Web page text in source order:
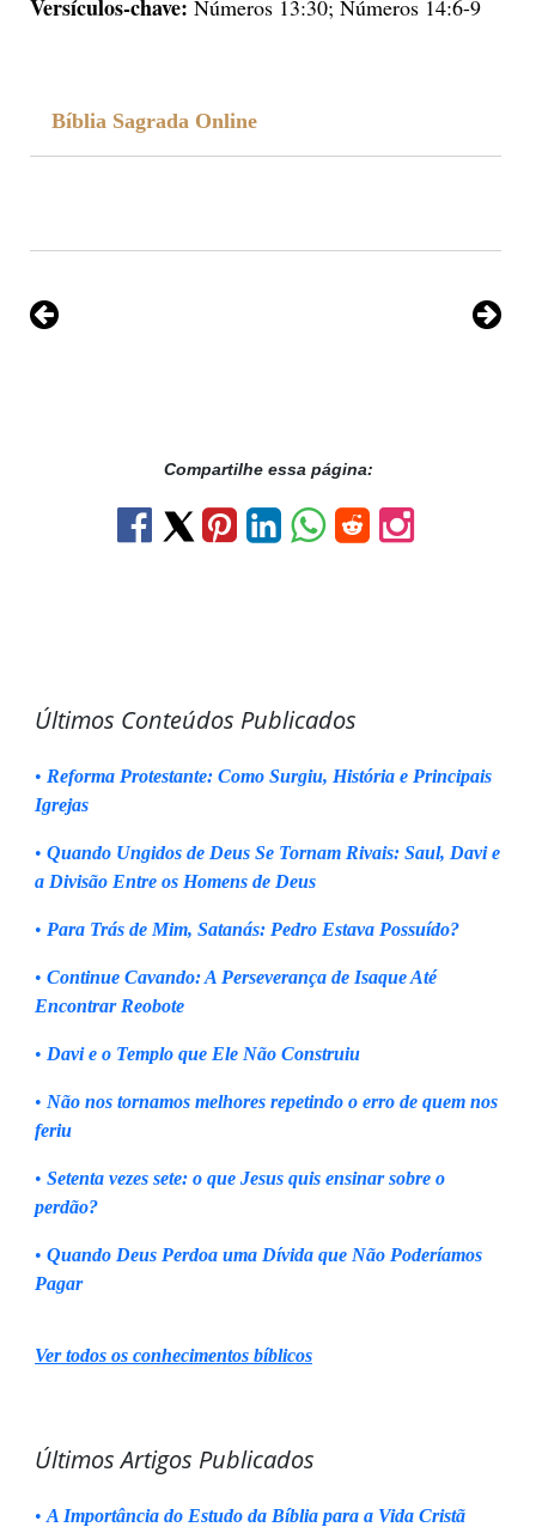
Versículos-chave: Números 13:30; Números 14:6-9
Bíblia Sagrada Online
Compartilhe essa página:
Últimos Conteúdos Publicados
• Reforma Protestante: Como Surgiu, História e Principais
Igrejas
• Quando Ungidos de Deus Se Tornam Rivais: Saul, Davi e
a Divisão Entre os Homens de Deus
• Para Trás de Mim, Satanás: Pedro Estava Possuído?
• Continue Cavando: A Perseverança de Isaque Até
Encontrar Reobote
• Davi e o Templo que Ele Não Construiu
• Não nos tornamos melhores repetindo o erro de quem nos
feriu
• Setenta vezes sete: o que Jesus quis ensinar sobre o
perdão?
• Quando Deus Perdoa uma Dívida que Não Poderíamos
Pagar
Ver todos os conhecimentos bíblicos
Últimos Artigos Publicados
• A Importância do Estudo da Bíblia para a Vida Cristã